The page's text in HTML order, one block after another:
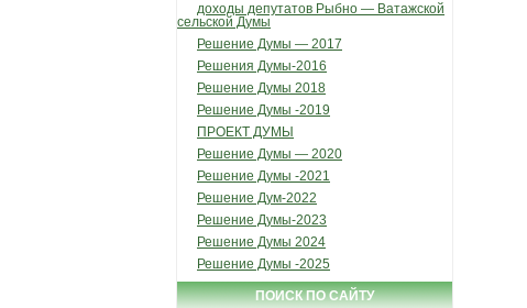
доходы депутатов Рыбно — Ватажской
сельской Думы
Решение Думы — 2017
Решения Думы-2016
Решение Думы 2018
Решение Думы -2019
ПРОЕКТ ДУМЫ
Решение Думы — 2020
Решение Думы -2021
Решение Дум-2022
Решение Думы-2023
Решение Думы 2024
Решение Думы -2025
ПОИСК ПО САЙТУ